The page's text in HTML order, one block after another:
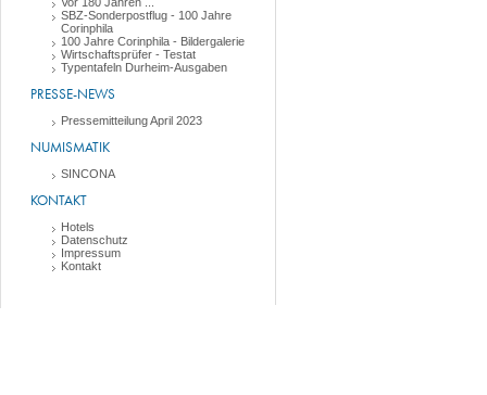
SBZ-Sonderpostflug - 100 Jahre
Corinphila
100 Jahre Corinphila - Bildergalerie
Wirtschaftsprüfer - Testat
Typentafeln Durheim-Ausgaben
PRESSE-NEWS
Pressemitteilung April 2023
NUMISMATIK
SINCONA
KONTAKT
Hotels
Datenschutz
Impressum
Kontakt